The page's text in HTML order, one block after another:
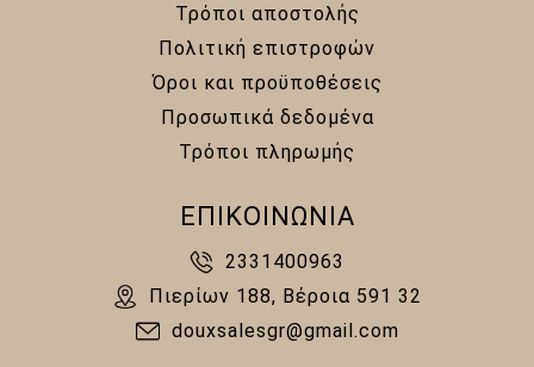
Τρόποι αποστολής
Πολιτική επιστροφών
Όροι και προϋποθέσεις
Προσωπικά δεδομένα
Τρόποι πληρωμής
ΕΠΙΚΟΙΝΩΝΙΑ
2331400963
Πιερίων 188, Βέροια 591 32
douxsalesgr@gmail.com